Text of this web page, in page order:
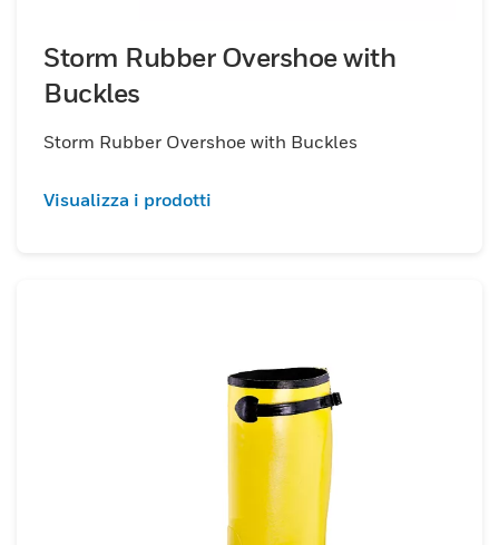
Storm Rubber Overshoe with
Buckles
Storm Rubber Overshoe with Buckles
Visualizza i prodotti